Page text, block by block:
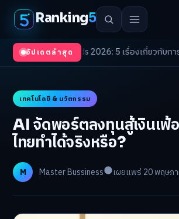
Ranking5
อัปเดตล่าสุด
Trends 2026: 5 เรื่องเกี่ยวกับการแพทย์ที่ควรรู้
เทคโนโลยี & นวัตกรรม
AI จัดพอร์ตลงทุนสู้เงินเฟ้
ไทยทำได้จริงหรือ?
M Master Bussiness เผยแพร่ 20 พฤษภา